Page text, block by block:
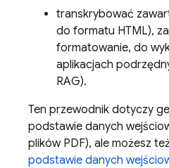
transkrybować
do formatu HTML),
formatowanie, do
aplikacjach
RAG).
Ten przewodnik dotyczy
podstawie danych
plików PDF), ale możesz
podstawie danych